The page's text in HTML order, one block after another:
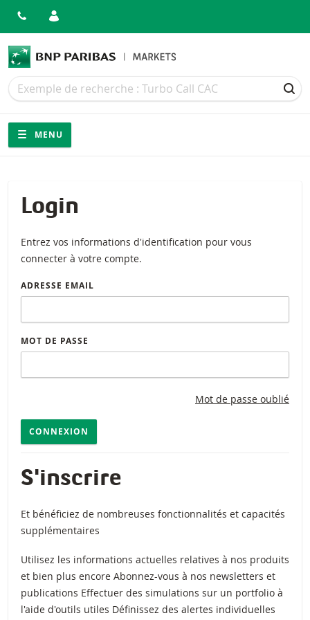
Recherche
Recherche
Navigation
Navigation sur le site
MENU
Login
Entrez vos informations d'identification pour vous
connecter à votre compte.
ADRESSE EMAIL
MOT DE PASSE
Mot de passe oublié
CONNEXION
S'inscrire
Et bénéficiez de nombreuses fonctionnalités et capacités
supplémentaires
Utilisez les informations actuelles relatives à nos produits
et bien plus encore Abonnez-vous à nos newsletters et
publications Effectuer des simulations sur un portfolio à
l'aide d'outils utiles Définissez des alertes individuelles